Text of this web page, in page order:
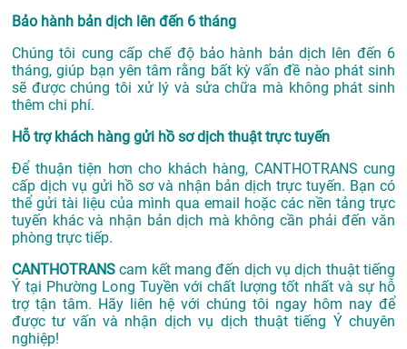
Bảo hành bản dịch lên đến 6 tháng
Chúng tôi cung cấp chế độ bảo hành bản dịch lên đến 6
tháng, giúp bạn yên tâm rằng bất kỳ vấn đề nào phát sinh
sẽ được chúng tôi xử lý và sửa chữa mà không phát sinh
thêm chi phí.
Hỗ trợ khách hàng gửi hồ sơ dịch thuật trực tuyến
Để thuận tiện hơn cho khách hàng, CANTHOTRANS cung
cấp dịch vụ gửi hồ sơ và nhận bản dịch trực tuyến. Bạn có
thể gửi tài liệu của mình qua email hoặc các nền tảng trực
tuyến khác và nhận bản dịch mà không cần phải đến văn
phòng trực tiếp.
CANTHOTRANS cam kết mang đến dịch vụ dịch thuật tiếng
Ý tại Phường Long Tuyền với chất lượng tốt nhất và sự hỗ
trợ tận tâm. Hãy liên hệ với chúng tôi ngay hôm nay để
được tư vấn và nhận dịch vụ dịch thuật tiếng Ý chuyên
nghiệp!